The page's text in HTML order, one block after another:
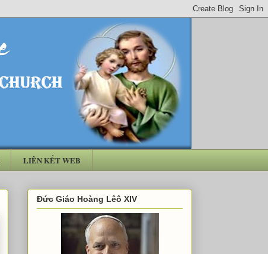
LIÊN KẾT WEB
Đức Giáo Hoàng Lêô XIV